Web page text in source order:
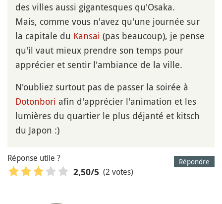
des villes aussi gigantesques qu'Osaka.
Mais, comme vous n'avez qu'une journée sur
la capitale du Kansai (pas beaucoup), je pense
qu'il vaut mieux prendre son temps pour
apprécier et sentir l'ambiance de la ville.
N'oubliez surtout pas de passer la soirée à
Dotonbori afin d'apprécier l'animation et les
lumières du quartier le plus déjanté et kitsch
du Japon :)
Répondre
Réponse utile ?
2,50/5 (2 votes)